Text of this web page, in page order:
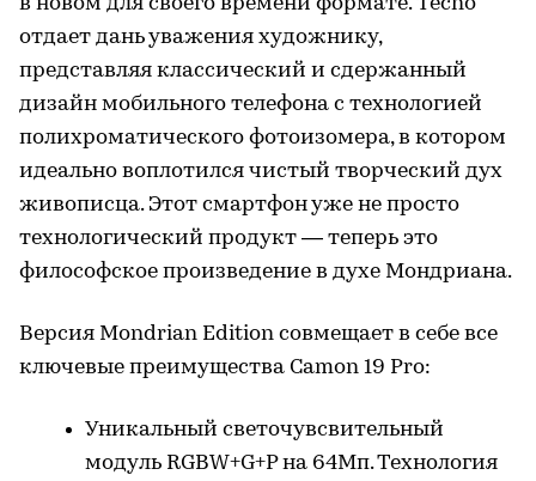
отдает дань уважения художнику,
представляя классический и сдержанный
дизайн мобильного телефона с технологией
полихроматического фотоизомера, в котором
идеально воплотился чистый творческий дух
живописца. Этот смартфон уже не просто
технологический продукт — теперь это
философское произведение в духе Мондриана.
Версия Mondrian Edition совмещает в себе все
ключевые преимущества Camon 19 Pro:
Уникальный светочувсвительный
модуль RGBW+G+P на 64Мп. Технология